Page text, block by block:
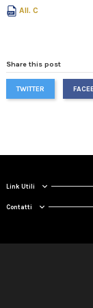
All. C
Share this post
TWITTER
Link Utili
Contatti